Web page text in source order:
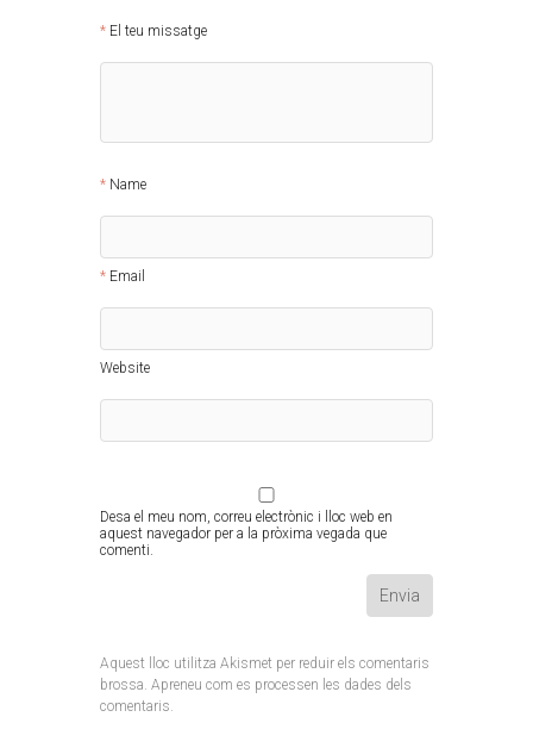
El teu missatge
Name
Email
Website
Desa el meu nom, correu electrònic i lloc web en
aquest navegador per a la pròxima vegada que
comenti.
Aquest lloc utilitza Akismet per reduir els comentaris
brossa. Apreneu com es processen les dades dels
comentaris.